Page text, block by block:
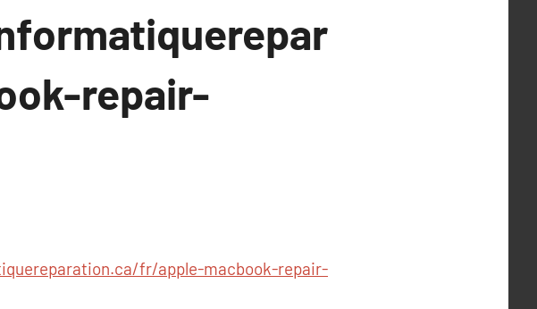
repair-
fr/apple-macbook-repair-